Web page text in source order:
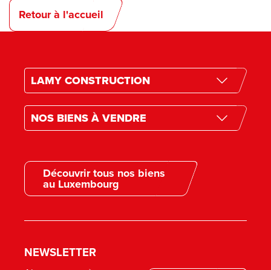
Retour à l'accueil
LAMY CONSTRUCTION
Historique de l’entreprise
Nos projets futurs
Surfaces commerciales
Nos réalisations
Nos offres d’emploi
NOS BIENS À VENDRE
Mons-Lez-Liège (4400)
Petit-Rechain (4800)
Découvrir tous nos biens
au Luxembourg
NEWSLETTER